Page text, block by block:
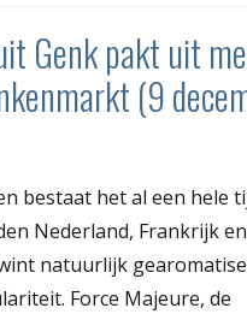
Genk pakt uit
(9
bestaat het al een hele
Nederland, Frankrijk
natuurlijk
Force Majeure, de